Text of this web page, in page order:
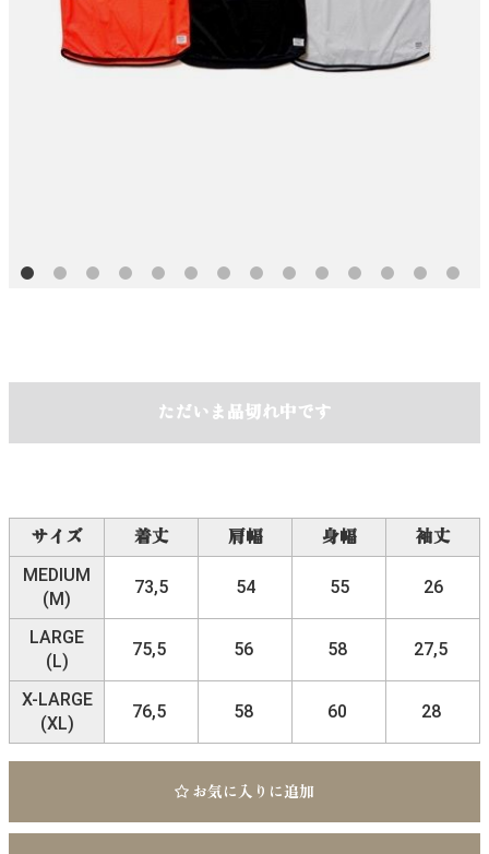
ただいま品切れ中です
サイズ 着丈 肩幅 身幅
袖丈
MEDIUM
(M)
73,5 54 55 26
LARGE
(L)
75,5 56 58 27,5
X-LARGE
(XL)
76,5 58 60 28
お気に入りに追加